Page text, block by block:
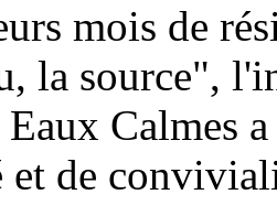
mois de
la source",
Calmes
et de